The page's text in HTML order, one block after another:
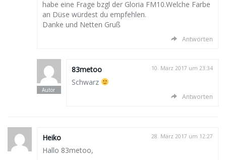
habe eine Frage bzgl der Gloria FM10.Welche Farbe
an Düse würdest du empfehlen.
Danke und Netten Gruß
Antworten
83metoo 10. März 2017 um 23:34
Schwarz
Antworten
Heiko 28. März 2017 um 12:27
Hallo 83metoo,